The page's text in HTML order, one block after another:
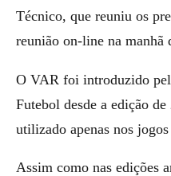
Técnico, que reuniu os
reunião on-line na manhã
O VAR foi introduzido
Futebol desde a edição
utilizado apenas nos
Assim como nas edições